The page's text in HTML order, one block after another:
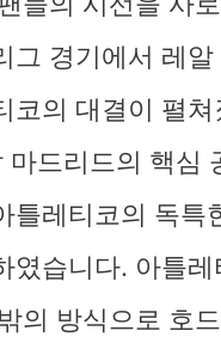
그 경기에서 레알
코의 대결이 펼쳐
마드리드의 핵심
틀레티코의 독특
였습니다. 아틀레
의 방식으로 호